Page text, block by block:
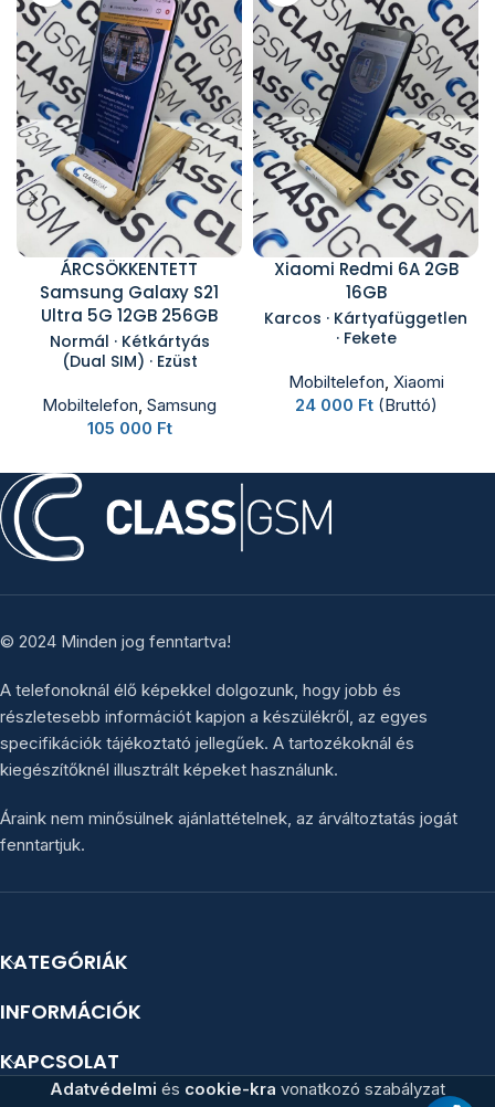
ÁRCSÖKKENTETT
Samsung Galaxy S21
Ultra 5G 12GB 256GB
Normál · Kétkártyás
(Dual SIM) · Ezüst
Mobiltelefon, Samsung
105 000 Ft
Xiaomi Redmi 6A 2GB
16GB
Karcos · Kártyafüggetlen
· Fekete
Mobiltelefon, Xiaomi
24 000 Ft (Bruttó)
© 2024 Minden jog fenntartva!
A telefonoknál élő képekkel dolgozunk, hogy jobb és
részletesebb információt kapjon a készülékről, az egyes
specifikációk tájékoztató jellegűek. A tartozékoknál és
kiegészítőknél illusztrált képeket használunk.
Áraink nem minősülnek ajánlattételnek, az árváltoztatás jogát
fenntartjuk.
KATEGÓRIÁK
INFORMÁCIÓK
KAPCSOLAT
Adatvédelmi és cookie-kra vonatkozó szabályzat